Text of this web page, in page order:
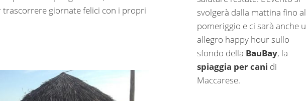
trascorrere giornate felici con i propri
svolgerà dalla mattina fino al
pomeriggio e ci sarà anche
allegro happy hour sullo
sfondo della BauBay, la
spiaggia per cani di
Maccarese.